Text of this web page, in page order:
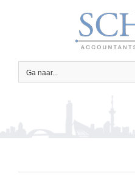
Ga naar...